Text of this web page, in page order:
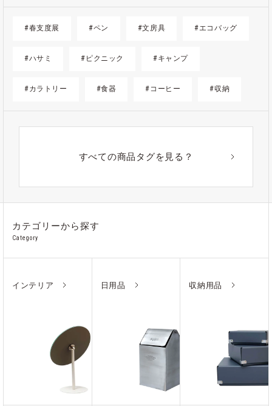
#春支度展 #ペン #文房具 #エコバッグ
#ハサミ #ピクニック #キャンプ
#カラトリー #食器 #コーヒー #収納
すべての商品タグを見る？
カテゴリーから探す
Category
インテリア 日用品 収納用品